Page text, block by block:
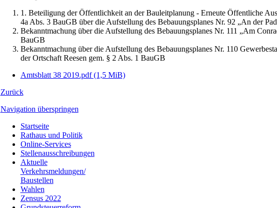
1. Beteiligung der Öffentlichkeit an der Bauleitplanung - Erneute Öffentliche
4a Abs. 3 BauGB über die Aufstellung des Bebauungsplanes Nr. 92 „An der
Bekanntmachung über die Aufstellung des Bebauungsplanes Nr. 111 „Am
BauGB
Bekanntmachung über die Aufstellung des Bebauungsplanes Nr. 110
der Ortschaft Reesen gem. § 2 Abs. 1 BauGB
Amtsblatt 38 2019.pdf(1,5 MiB)
Zurück
Navigation überspringen
Startseite
Rathaus und Politik
Online-Services
Stellenausschreibungen
Aktuelle
Verkehrsmeldungen/
Baustellen
Wahlen
Zensus 2022